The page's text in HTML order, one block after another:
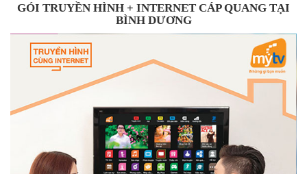
GÓI TRUYỀN HÌNH + INTERNET CÁP QUANG TẠI
BÌNH DƯƠNG